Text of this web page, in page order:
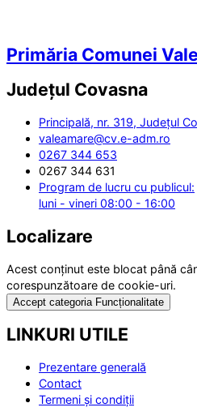
Primăria Comunei
Județul Covasna
Principală, nr. 319, Județul
valeamare@cv.e-adm.ro
0267 344 653
0267 344 631
Program de lucru cu publicul:
luni - vineri 08:00 - 16:00
Localizare
Acest conținut este blocat până
corespunzătoare de cookie-uri.
Accept categoria Funcționalitate
LINKURI UTILE
Prezentare generală
Contact
Termeni și condiții